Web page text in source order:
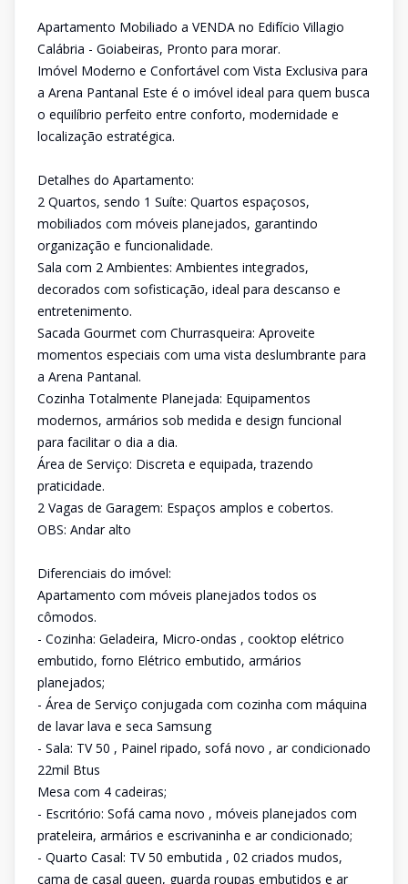
Apartamento Mobiliado a VENDA no Edifício Villagio
Calábria - Goiabeiras, Pronto para morar.
Imóvel Moderno e Confortável com Vista Exclusiva para
a Arena Pantanal Este é o imóvel ideal para quem busca
o equilíbrio perfeito entre conforto, modernidade e
localização estratégica.
Detalhes do Apartamento:
2 Quartos, sendo 1 Suíte: Quartos espaçosos,
mobiliados com móveis planejados, garantindo
organização e funcionalidade.
Sala com 2 Ambientes: Ambientes integrados,
decorados com sofisticação, ideal para descanso e
entretenimento.
Sacada Gourmet com Churrasqueira: Aproveite
momentos especiais com uma vista deslumbrante para
a Arena Pantanal.
Cozinha Totalmente Planejada: Equipamentos
modernos, armários sob medida e design funcional
para facilitar o dia a dia.
Área de Serviço: Discreta e equipada, trazendo
praticidade.
2 Vagas de Garagem: Espaços amplos e cobertos.
OBS: Andar alto
Diferenciais do imóvel:
Apartamento com móveis planejados todos os
cômodos.
- Cozinha: Geladeira, Micro-ondas , cooktop elétrico
embutido, forno Elétrico embutido, armários
planejados;
- Área de Serviço conjugada com cozinha com máquina
de lavar lava e seca Samsung
- Sala: TV 50 , Painel ripado, sofá novo , ar condicionado
22mil Btus
Mesa com 4 cadeiras;
- Escritório: Sofá cama novo , móveis planejados com
prateleira, armários e escrivaninha e ar condicionado;
- Quarto Casal: TV 50 embutida , 02 criados mudos,
cama de casal queen, guarda roupas embutidos e ar